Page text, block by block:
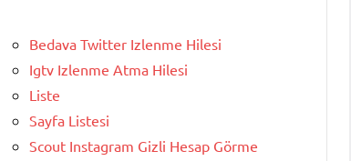
Bedava Twitter Izlenme Hilesi
Igtv Izlenme Atma Hilesi
Liste
Sayfa Listesi
Scout Instagram Gizli Hesap Görme